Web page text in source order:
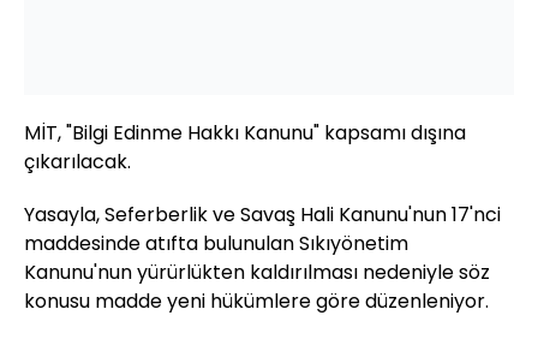
MİT, "Bilgi Edinme Hakkı Kanunu" kapsamı dışına
çıkarılacak.
Yasayla, Seferberlik ve Savaş Hali Kanunu'nun 17'nci
maddesinde atıfta bulunulan Sıkıyönetim
Kanunu'nun yürürlükten kaldırılması nedeniyle söz
konusu madde yeni hükümlere göre düzenleniyor.